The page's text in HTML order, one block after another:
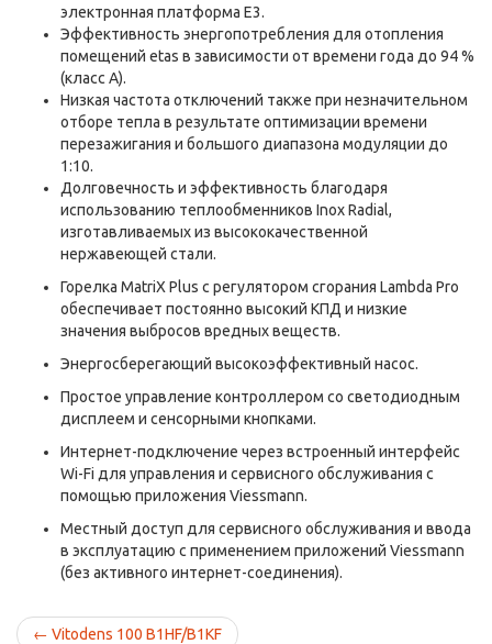
электронная платформа E3.
Эффективность энергопотребления для отопления
помещений etas в зависимости от времени года до 94 %
(класс A).
Низкая частота отключений также при незначительном
отборе тепла в результате оптимизации времени
перезажигания и большого диапазона модуляции до
1:10.
Долговечность и эффективность благодаря
использованию теплообменников Inox Radial,
изготавливаемых из высококачественной
нержавеющей стали.
Горелка MatriX Plus с регулятором сгорания Lambda Pro
обеспечивает постоянно высокий КПД и низкие
значения выбросов вредных веществ.
Энергосберегающий высокоэффективный насос.
Простое управление контроллером со светодиодным
дисплеем и сенсорными кнопками.
Интернет-подключение через встроенный интерфейс
Wi-Fi для управления и сервисного обслуживания с
помощью приложения Viessmann.
Местный доступ для сервисного обслуживания и ввода
в эксплуатацию с применением приложений Viessmann
(без активного интернет-соединения).
← Vitodens 100 B1HF/B1KF